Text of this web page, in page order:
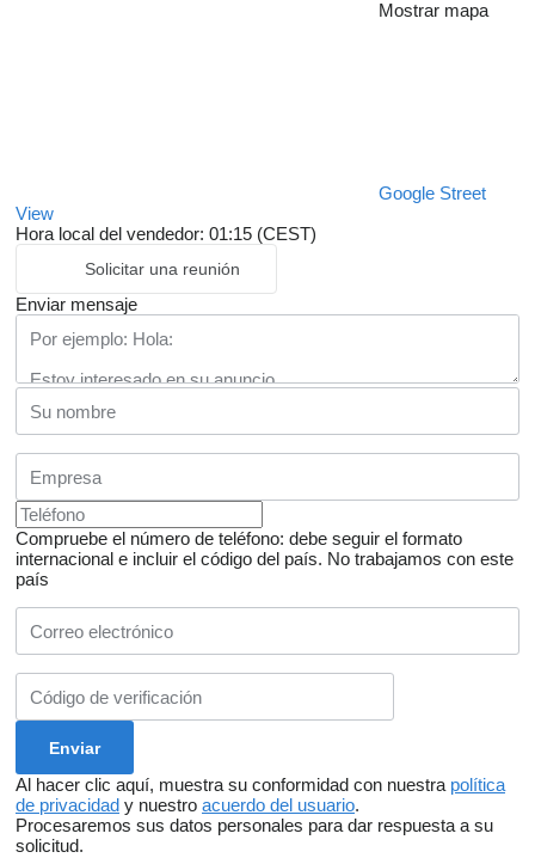
Mostrar mapa
Google Street
View
Hora local del vendedor: 01:15 (CEST)
Solicitar una reunión
Enviar mensaje
Compruebe el número de teléfono: debe seguir el formato
internacional e incluir el código del país. No trabajamos con este
país
Al hacer clic aquí, muestra su conformidad con nuestra política
de privacidad y nuestro acuerdo del usuario.
Procesaremos sus datos personales para dar respuesta a su
solicitud.